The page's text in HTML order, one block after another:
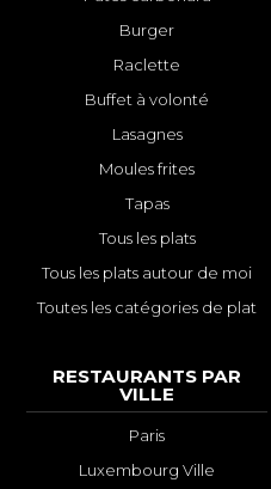
Burger
Raclette
Buffet à volonté
Lasagnes
Moules frites
Tapas
Tous les plats
Tous les plats autour de moi
Toutes les catégories de plat
RESTAURANTS PAR
VILLE
Paris
Luxembourg Ville